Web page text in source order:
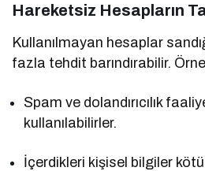
Hareketsiz Hesapların
Kullanılmayan hesaplar
fazla tehdit barındırabilir.
Spam ve dolandırıcılık
kullanılabilirler.
İçerdikleri kişisel bilgiler